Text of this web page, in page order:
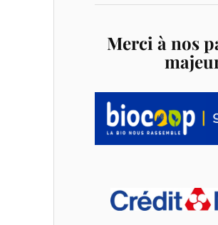
Merci à nos